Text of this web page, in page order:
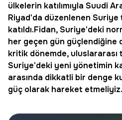
ülkelerin katılımıyla Suudi
Riyad'da düzenlenen Suriye
katıldı.Fidan, Suriye'deki
her geçen gün güçlendiğine
kritik dönemde,
Suriye'deki yeni yönetimin
arasında dikkatli bir denge
güç olarak hareket